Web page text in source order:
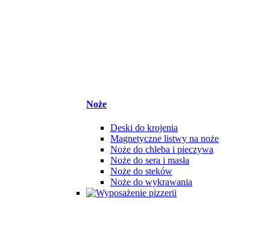
Noże
Deski do krojenia
Magnetyczne listwy na noże
Noże do chleba i pieczywa
Noże do sera i masła
Noże do steków
Noże do wykrawania